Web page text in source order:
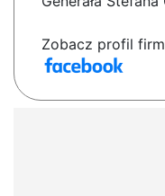
Zobacz profil